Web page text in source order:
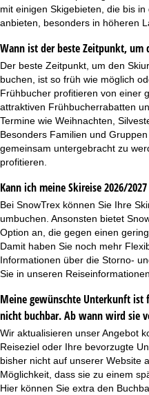
mit einigen Skigebieten, die bis
anbieten, besonders in höheren
Wann ist der beste Zeitpunkt, um
Der beste Zeitpunkt, um den
buchen, ist so früh wie möglich
Frühbucher profitieren von einer
attraktiven Frühbucherrabatten
Termine wie Weihnachten,
Besonders Familien und
gemeinsam untergebracht zu
profitieren.
Kann ich meine Skireise 2026/
Bei SnowTrex können Sie Ihre
umbuchen. Ansonsten bietet
Option an, die gegen einen
Damit haben Sie noch mehr
Informationen über die Storno-
Sie in unseren
Meine gewünschte Unterkunft ist
nicht buchbar. Ab wann wird sie
Wir aktualisieren unser Angebot
Reiseziel oder Ihre bevorzugte
bisher nicht auf unserer Website
Möglichkeit, dass sie zu einem
Hier können Sie extra den